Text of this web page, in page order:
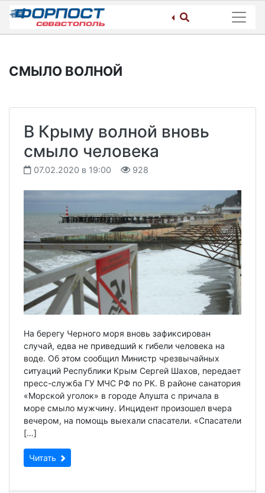
Skip
content
СМЫЛО ВОЛНОЙ
В Крыму волной вновь
смыло человека
07.02.2020 в 19:00 928
На берегу Черного моря вновь зафиксирован
случай, едва не приведший к гибели человека на
воде. Об этом сообщил Министр чрезвычайных
ситуаций Республики Крым Сергей Шахов, передает
пресс-служба ГУ МЧС РФ по РК. В районе санатория
«Морской уголок» в городе Алушта с причала в
море смыло мужчину. Инцидент произошел вчера
вечером, на помощь выехали спасатели. «Спасатели
[…]
Читать